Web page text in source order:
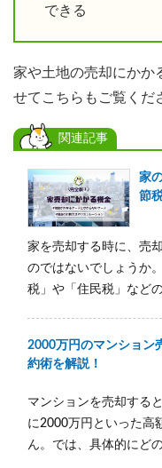
できる
家や土地の売却にかか
せてこちらもご覧くだ
関連記事
家
節
家を売却する時に、売
のではないでしょうか
税」や「住民税」など
2000万円のマンション
約術を解説！
マンションを売却する
に2000万円といった高
ん。では、具体的にど